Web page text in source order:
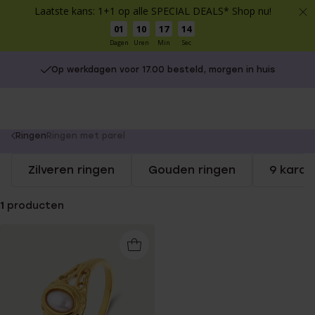
Laatste kans: 1+1 op alle SPECIAL DEALS* Shop nu!
01
Dagen
10
Uren
17
Min
14
Sec
Op werkdagen voor 17.00 besteld, morgen in huis
You
here:
Ringen Ringen met parel
Zilveren ringen Gouden ringen 9
1 producten